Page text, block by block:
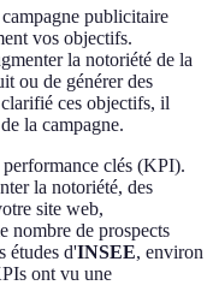
publicitaire
vos objectifs.
la notoriété de la
ou de générer des
ces objectifs, il
la campagne.
clés (KPI).
la notoriété, des
site web,
nombre de prospects
études d'INSEE, environ
ont vu une